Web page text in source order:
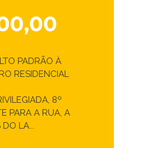
PADRÃO À
RESIDENCIAL
8º
PARA A RUA, A
LA...